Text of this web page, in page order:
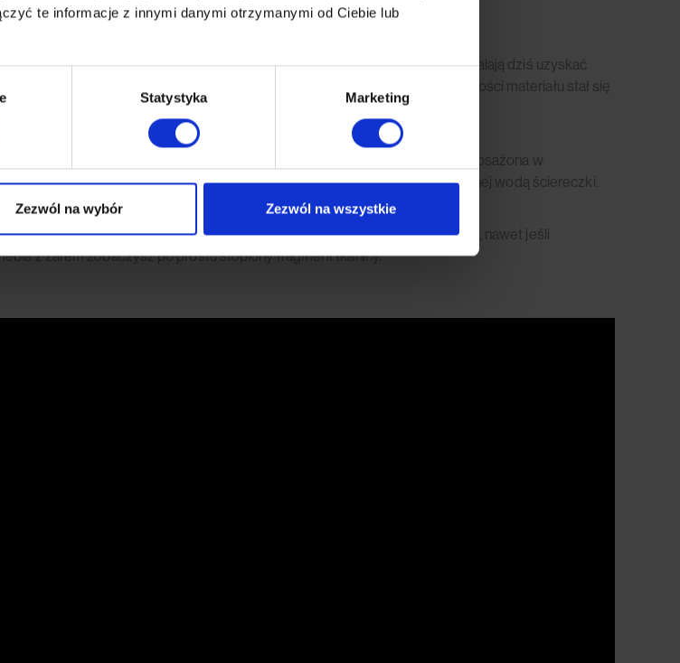
te informacje z innymi danymi otrzymanymi od Ciebie lub
Statystyka Marketing
Zezwól na wybór Zezwól na wszystkie
Wszystko zależy od konkretnego materiału. Nowoczesne technologie pozwalają dziś uzyskać
podaje się już głównie dla oddania jej charakteru, a wyznacznikiem trwałości materiału stał się
chlusta rozlana kawa… Możesz odetchnąć z ulgą. Tkanina Piano jest wyposażona w
tkaniny, a do czyszczenia będziesz potrzebować jedynie delikatnie zwilżonej wodą ściereczki.
odpowiednio dobranemu składowi tkaniny, dom nie stanie w płomieniach, nawet jeśli
z żarem zobaczysz po prostu stopiony fragment tkaniny.